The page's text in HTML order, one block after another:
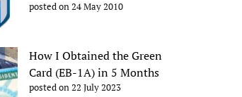
posted on 24 May 2010
How I Obtained the Green
Card (EB-1A) in 5 Months
posted on 22 July 2023